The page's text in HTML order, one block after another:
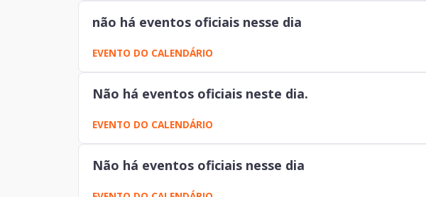
não há eventos oficiais nesse dia
EVENTO DO CALENDÁRIO
Não há eventos oficiais neste dia.
EVENTO DO CALENDÁRIO
Não há eventos oficiais nesse dia